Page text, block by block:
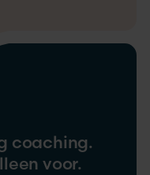
coaching.
voor.